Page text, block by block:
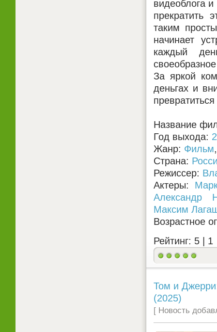
видеоблога
прекратить
таким
начинает
каждый
За яркой
деньгах и
Название
Год выхода:
Жанр: Фильм
Страна:
Режиссер:
Актеры:
Александр
Максим
Возрастное
Рейтинг: 5 | 1
Том и
(2025)
[ Новость